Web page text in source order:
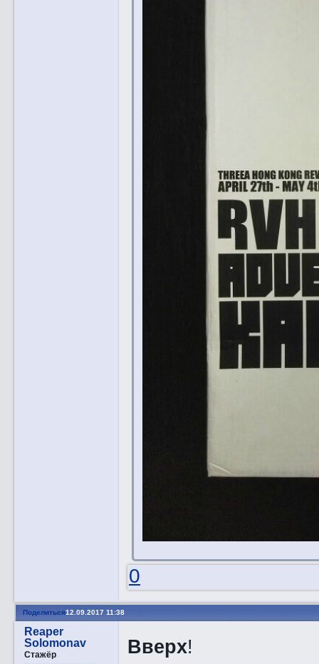
0
Поделиться12.09.2017 11:38
Reaper
Solomonav
Стажёр Вверх!